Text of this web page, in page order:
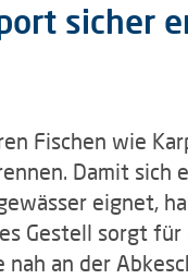
sicher
Fischen wie
Damit sich
eignet,
Gestell sorgt für
an der